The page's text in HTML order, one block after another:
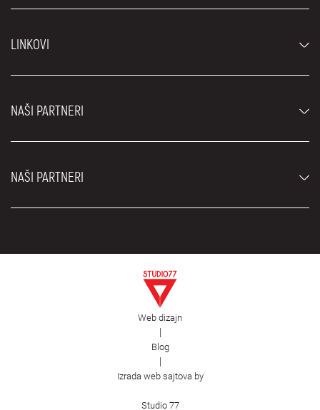
Luksuzni automobili
Cene
LINKOVI
Blog
O nama
NAŠI PARTNERI
Rent a car Beograd Royal
NAŠI PARTNERI
EDePro
Web dizajn
|
Blog
|
Izrada web sajtova by
Studio 77